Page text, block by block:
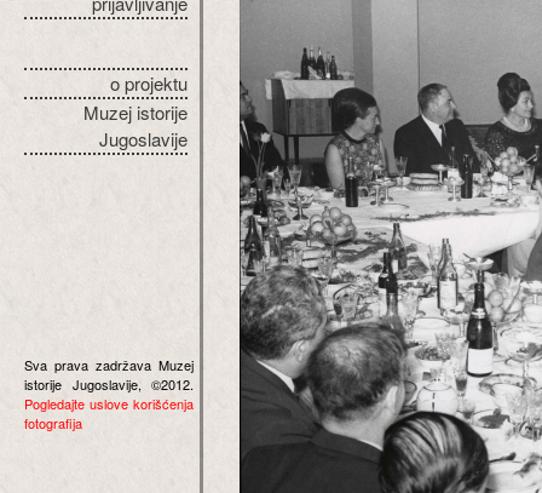
o projektu
Muzej istorije
Jugoslavije
Sva prava zadržava Muzej
istorije Jugoslavije, ©2012.
Pogledajte uslove korišćenja
fotografija